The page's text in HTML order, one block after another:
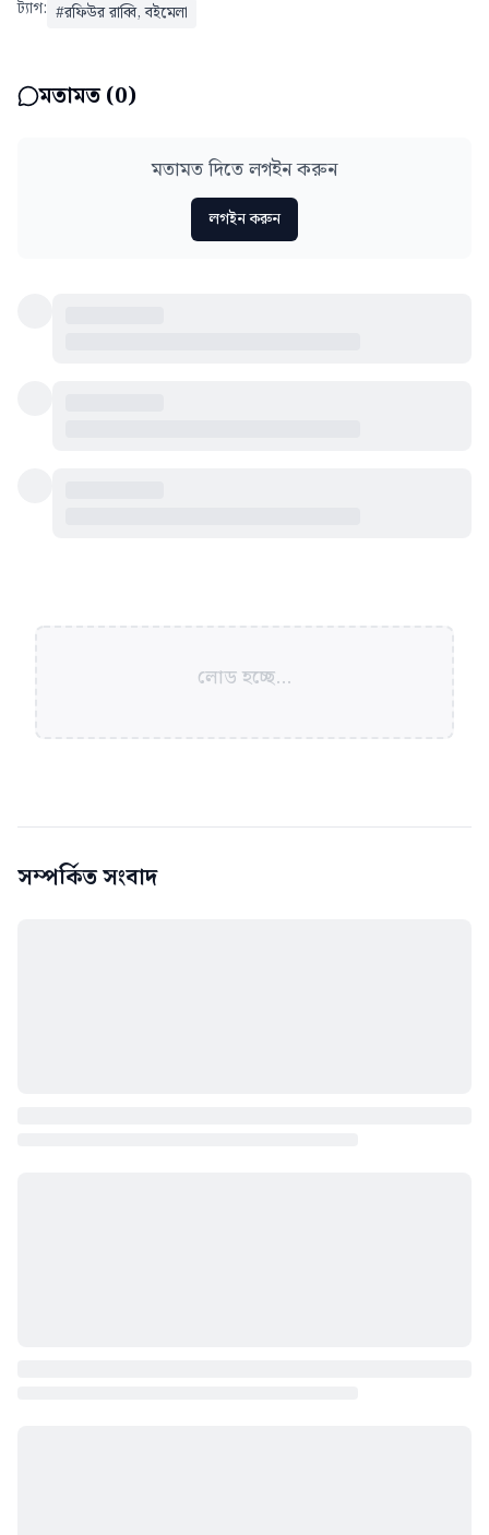
ট্যাগ: #রফিউর রাব্বি, বইমেলা
মতামত (0)
মতামত দিতে লগইন করুন
লগইন করুন
লোড হচ্ছে...
সম্পর্কিত সংবাদ